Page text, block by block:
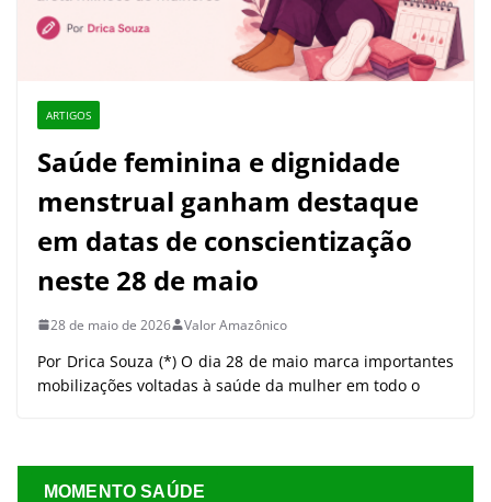
ARTIGOS
Saúde feminina e dignidade
menstrual ganham destaque
em datas de conscientização
neste 28 de maio
28 de maio de 2026 Valor Amazônico
Por Drica Souza (*) O dia 28 de maio marca importantes
mobilizações voltadas à saúde da mulher em todo o
MOMENTO SAÚDE